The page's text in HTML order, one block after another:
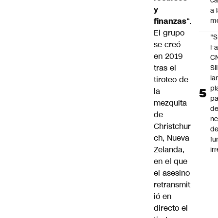
y
finanzas“.
El grupo
se creó
en 2019
tras el
tiroteo de
la
mezquita
de
Christchur
ch, Nueva
Zelanda,
en el que
el asesino
retransmit
ió en
directo el
a
SII
de